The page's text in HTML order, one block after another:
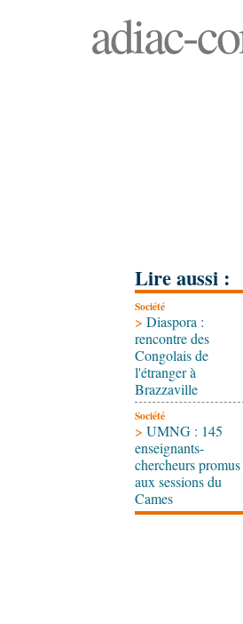
adiac-
Lire aussi :
Société
> Diaspora :
rencontre des
Congolais de
l'étranger à
Brazzaville
Société
> UMNG : 145
enseignants-
chercheurs promus
aux sessions du
Cames